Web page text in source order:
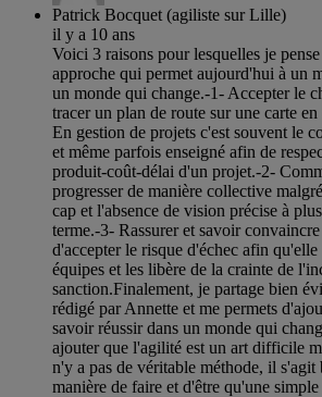
Patrick Bocquet (agiliste sur Lille)
il y a 10 ans
Voici 3 raisons pour lesquelles je
approche qui permet aujourd'hui à un
un monde qui change.-1- Accepter le
tracer un plan de route sur une carte
En gestion de projets c'est souvent le
et même parfois enseigné afin de
produit-coût-délai d'un projet.-2-
progresser de manière collective
cap et l'absence de vision précise à
terme.-3- Rassurer et savoir
d'accepter le risque d'échec afin qu'elle
équipes et les libère de la crainte de
sanction.Finalement, je partage bien
rédigé par Annette et me permets
savoir réussir dans un monde qui
ajouter que l'agilité est un art difficile
n'y a pas de véritable méthode, il s'agit
manière de faire et d'être qu'une